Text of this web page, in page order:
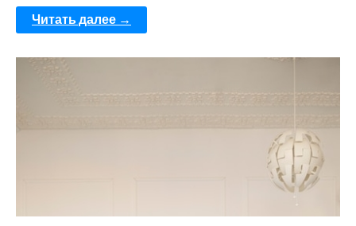
Читать далее →